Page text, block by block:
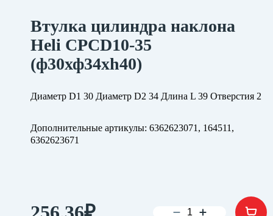
Втулка цилиндра наклона
Heli CPCD10-35
(ф30хф34хh40)
Диаметр D1 30 Диаметр D2 34 Длина L 39 Отверстия 2
Дополнительные артикулы: 6362623071, 164511,
6362623671